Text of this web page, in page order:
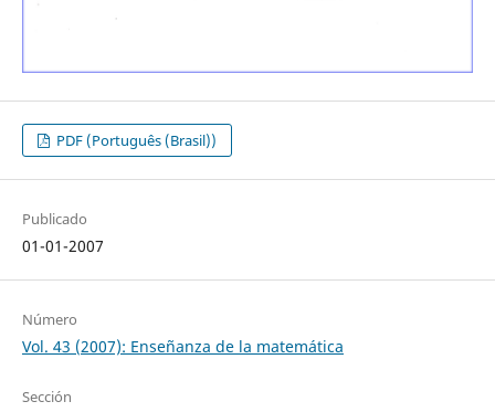
PDF (Português (Brasil))
Publicado
01-01-2007
Número
Vol. 43 (2007): Enseñanza de la matemática
Sección